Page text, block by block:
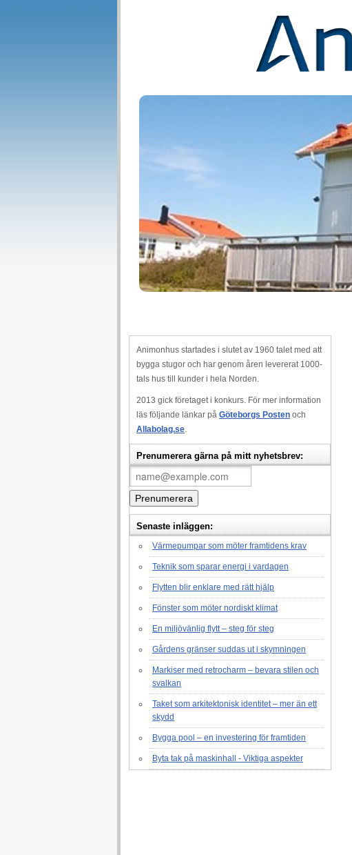
Animonhus startades i slutet av 1960 talet med att
bygga stugor och har genom åren levererat 1000-
tals hus till kunder i hela Norden.
2013 gick företaget i konkurs. För mer information
läs följande länkar på Göteborgs Posten och
Allabolag.se
Prenumerera gärna på mitt nyhetsbrev:
Senaste inläggen:
Värmepumpar som möter framtidens krav
Teknik som sparar energi i vardagen
Flytten blir enklare med rätt hjälp
Fönster som möter nordiskt klimat
En miljövänlig flytt – steg för steg
Gårdens gränser suddas ut i skymningen
Markiser med retrocharm – bevara stilen och
svalkan
Taket som arkitektonisk identitet – mer än ett
skydd
Bygga pool – en investering för framtiden
Byta tak på maskinhall - Viktiga aspekter